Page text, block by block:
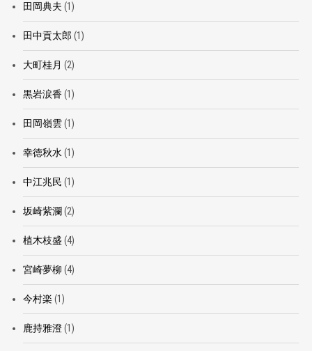
田岡典夫 (1)
田中貢太郎 (1)
大町桂月 (2)
黒岩涙香(1)
田岡嶺雲(1)
幸徳秋水 (1)
中江兆民 (1)
坂崎紫瀾 (2)
植木枝盛 (4)
宮崎夢柳 (4)
今村楽 (1)
鹿持雅澄(1)